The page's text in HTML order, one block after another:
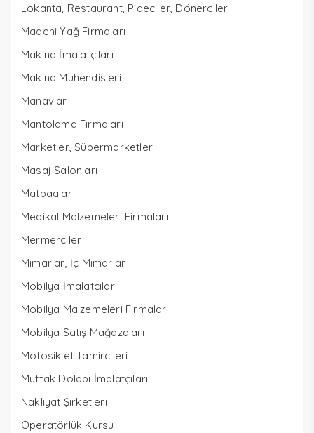
Lokanta, Restaurant, Pideciler, Dönerciler
Madeni Yağ Firmaları
Makina İmalatçıları
Makina Mühendisleri
Manavlar
Mantolama Firmaları
Marketler, Süpermarketler
Masaj Salonları
Matbaalar
Medikal Malzemeleri Firmaları
Mermerciler
Mimarlar, İç Mimarlar
Mobilya İmalatçıları
Mobilya Malzemeleri Firmaları
Mobilya Satış Mağazaları
Motosiklet Tamircileri
Mutfak Dolabı İmalatçıları
Nakliyat Şirketleri
Operatörlük Kursu